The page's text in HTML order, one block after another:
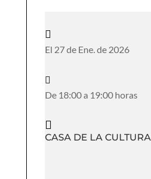

El 27 de Ene. de 2026

De 18:00 a 19:00 horas

CASA DE LA CULTURA